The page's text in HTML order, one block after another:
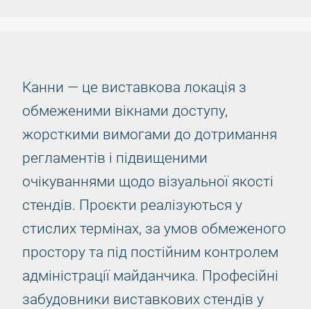
Канни — це виставкова локація з
обмеженими вікнами доступу,
жорсткими вимогами до дотримання
регламентів і підвищеними
очікуваннями щодо візуальної якості
стендів. Проєкти реалізуються у
стислих термінах, за умов обмеженого
простору та під постійним контролем
адміністрації майданчика. Професійні
забудовники виставкових стендів у